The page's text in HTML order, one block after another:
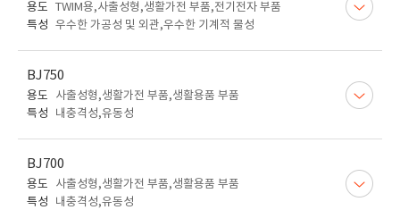
용도 TWIM용,사출성형,생활가전 부품,전기전자 부품
특성 우수한 가공성 및 외관,우수한 기계적 물성
BJ750
용도
사출성형,생활가전 부품,생활용품 부품
특성
내충격성,유동성
BJ700
용도
사출성형,생활가전 부품,생활용품 부품
특성
내충격성,유동성